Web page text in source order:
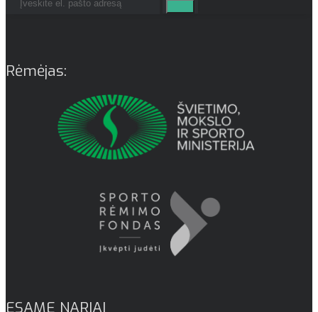
Rėmėjas:
ESAME NARIAI